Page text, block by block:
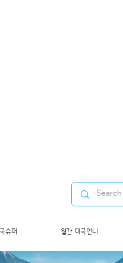
슈퍼 월간 미국언니